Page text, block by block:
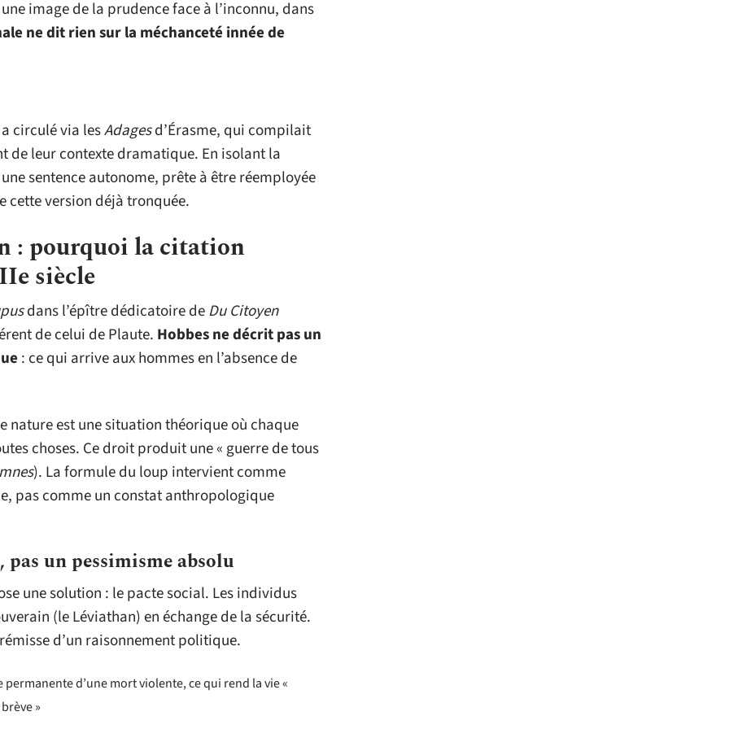
image de la prudence face à l’inconnu, dans
ne dit rien sur la méchanceté innée de
circulé via lesAdagesd’Érasme, qui compilait
de leur contexte dramatique. En isolant la
sentence autonome, prête à être réemployée
cette version déjà tronquée.
: pourquoi la citation
siècle
dans l’épître dédicatoire deDu Citoyen
de celui de Plaute. Hobbes ne décrit pas un
: ce qui arrive aux hommes en l’absence de
nature est une situation théorique où chaque
choses. Ce droit produit une « guerre de tous
). La formule du loup intervient comme
pas comme un constat anthropologique
un pessimisme absolu
une solution : le pacte social. Les individus
(le Léviathan) en échange de la sécurité.
d’un raisonnement politique.
permanente d’une mort violente, ce qui rend la vie «
»